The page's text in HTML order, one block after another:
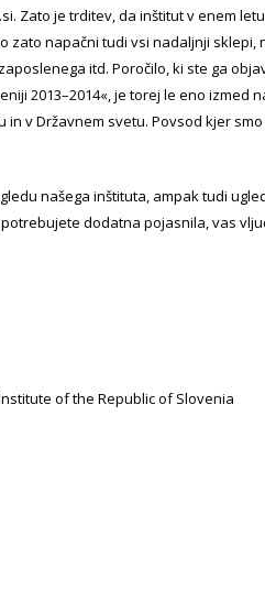
Zato je trditev, da inštitut v enem
zato napačni tudi vsi nadaljnji sklepi,
itd. Poročilo, ki ste ga
2013–2014«, je torej le eno izmed
v Državnem svetu. Povsod kjer
našega inštituta, ampak tudi
dodatna pojasnila, vas
of the Republic of Slovenia